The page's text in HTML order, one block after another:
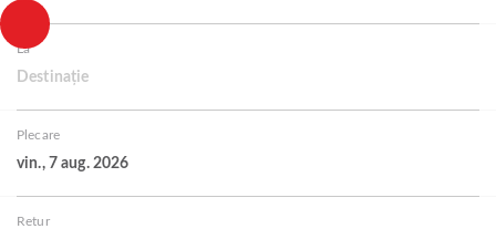
La
Destinație
Plecare
vin., 7 aug. 2026
Retur